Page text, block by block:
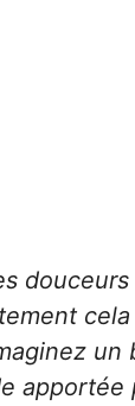
un
apportée